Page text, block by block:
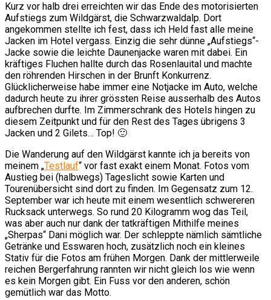
Kurz vor halb drei erreichten wir das Ende des motorisierten
Aufstiegs zum Wildgärst, die Schwarzwaldalp. Dort
angekommen stellte ich fest, dass ich Held fast alle meine
Jacken im Hotel vergass. Einzig die sehr dünne „Aufstiegs“-
Jacke sowie die leichte Daunenjacke waren mit dabei. Ein
kräftiges Fluchen hallte durch das Rosenlauital und machte
den röhrenden Hirschen in der Brunft Konkurrenz.
Glücklicherweise habe immer eine Notjacke im Auto, welche
dadurch heute zu ihrer grössten Reise ausserhalb des Autos
aufbrechen durfte. Im Zimmerschrank des Hotels hingen zu
diesem Zeitpunkt und für den Rest des Tages übrigens 3
Jacken und 2 Gilets… Top! 🙂
Die Wanderung auf den Wildgärst kannte ich ja bereits von
meinem „Testlauf“ vor fast exakt einem Monat. Fotos vom
Austieg bei (halbwegs) Tageslicht sowie Karten und
Tourenübersicht sind dort zu finden. Im Gegensatz zum 12.
September war ich heute mit einem wesentlich schwereren
Rucksack unterwegs. So rund 20 Kilogramm wog das Teil,
was aber auch nur dank der tatkräftigen Mithilfe meines
„Sherpas“ Dani möglich war. Der schleppte nämlich sämtliche
Getränke und Esswaren hoch, zusätzlich noch ein kleines
Stativ für die Fotos am frühen Morgen. Dank der mittlerweile
reichen Bergerfahrung rannten wir nicht gleich los wie wenn
es kein Morgen gibt. Ein Fuss vor den anderen, schön
gemütlich war das Motto.